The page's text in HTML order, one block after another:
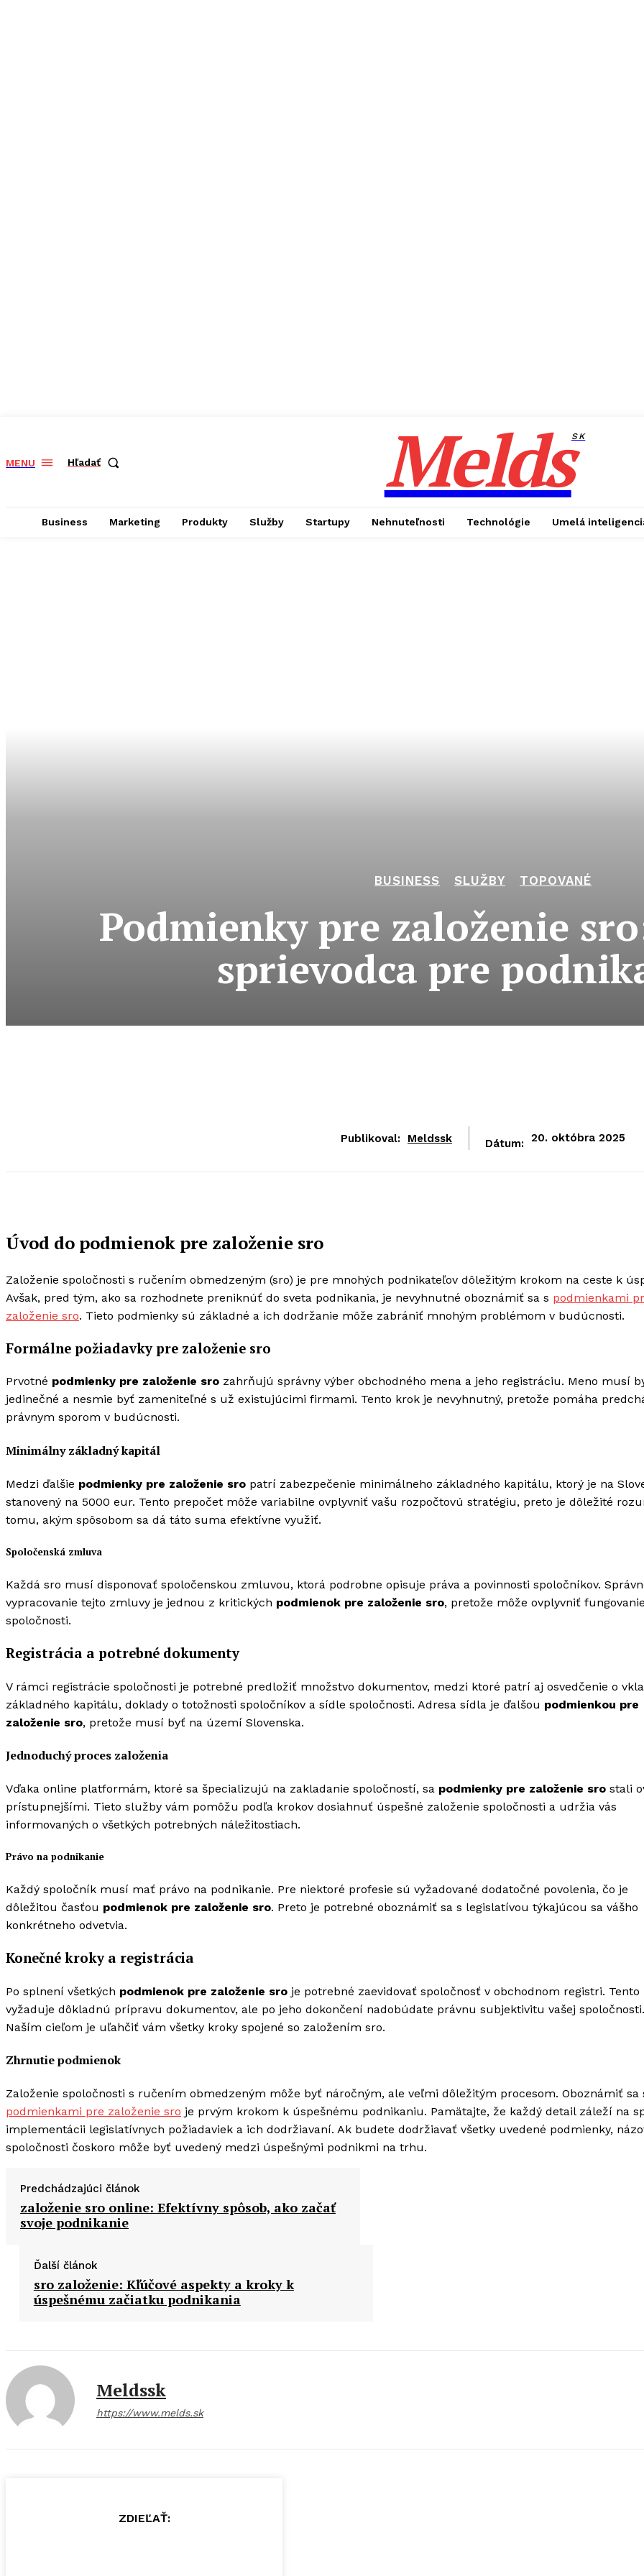
MENU Hľadať MeldsSK
Business Marketing Produkty Služby Startupy Nehnuteľnosti Technológie Umelá
BUSINESS SLUŽBY TOPOVANÉ
Podmienky pre založenie
sprievodca pre
Publikoval: Meldssk Dátum: 20. októbra 2025
Úvod do podmienok pre založenie sro
Založenie spoločnosti s ručením obmedzeným (sro) je pre mnohých podnikateľov dôležitým krokom na ceste k
Avšak, pred tým, ako sa rozhodnete preniknúť do sveta podnikania, je nevyhnutné oboznámiť sa s podmienkami
založenie sro. Tieto podmienky sú základné a ich dodržanie môže zabrániť mnohým problémom v budúcnosti.
Formálne požiadavky pre založenie sro
Prvotné podmienky pre založenie sro zahrňujú správny výber obchodného mena a jeho registráciu. Meno musí
jedinečné a nesmie byť zameniteľné s už existujúcimi firmami. Tento krok je nevyhnutný, pretože pomáha
právnym sporom v budúcnosti.
Minimálny základný kapitál
Medzi ďalšie podmienky pre založenie sro patrí zabezpečenie minimálneho základného kapitálu, ktorý je na
stanovený na 5000 eur. Tento prepočet môže variabilne ovplyvniť vašu rozpočtovú stratégiu, preto je dôležité
tomu, akým spôsobom sa dá táto suma efektívne využiť.
Spoločenská zmluva
Každá sro musí disponovať spoločenskou zmluvou, ktorá podrobne opisuje práva a povinnosti spoločníkov.
vypracovanie tejto zmluvy je jednou z kritických podmienok pre založenie sro, pretože môže ovplyvniť fungovanie
spoločnosti.
Registrácia a potrebné dokumenty
V rámci registrácie spoločnosti je potrebné predložiť množstvo dokumentov, medzi ktoré patrí aj osvedčenie o
základného kapitálu, doklady o totožnosti spoločníkov a sídle spoločnosti. Adresa sídla je ďalšou podmienkou pre
založenie sro, pretože musí byť na území Slovenska.
Jednoduchý proces založenia
Vďaka online platformám, ktoré sa špecializujú na zakladanie spoločností, sa podmienky pre založenie sro stali
prístupnejšími. Tieto služby vám pomôžu podľa krokov dosiahnuť úspešné založenie spoločnosti a udržia vás
informovaných o všetkých potrebných náležitostiach.
Právo na podnikanie
Každý spoločník musí mať právo na podnikanie. Pre niektoré profesie sú vyžadované dodatočné povolenia, čo je
dôležitou časťou podmienok pre založenie sro. Preto je potrebné oboznámiť sa s legislatívou týkajúcou sa vášho
konkrétneho odvetvia.
Konečné kroky a registrácia
Po splnení všetkých podmienok pre založenie sro je potrebné zaevidovať spoločnosť v obchodnom registri. Tento
vyžaduje dôkladnú prípravu dokumentov, ale po jeho dokončení nadobúdate právnu subjektivitu vašej spoločnosti.
Naším cieľom je uľahčiť vám všetky kroky spojené so založením sro.
Zhrnutie podmienok
Založenie spoločnosti s ručením obmedzeným môže byť náročným, ale veľmi dôležitým procesom. Oboznámiť sa
podmienkami pre založenie sro je prvým krokom k úspešnému podnikaniu. Pamätajte, že každý detail záleží na
implementácii legislatívnych požiadaviek a ich dodržiavaní. Ak budete dodržiavať všetky uvedené podmienky,
spoločnosti čoskoro môže byť uvedený medzi úspešnými podnikmi na trhu.
Predchádzajúci článok
založenie sro online: Efektívny spôsob, ako začať
svoje podnikanie
Ďalší článok
sro založenie: Kľúčové aspekty a kroky k
úspešnému začiatku podnikania
Meldssk
https://www.melds.sk
ZDIEĽAŤ: